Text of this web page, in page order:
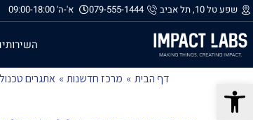
פתח סרגל נגישות
שפע טל 10, תל אביב 079-555-1444 א'-ה' 09:00-18:00
דף הבית מרכז חדשנות אתגרים